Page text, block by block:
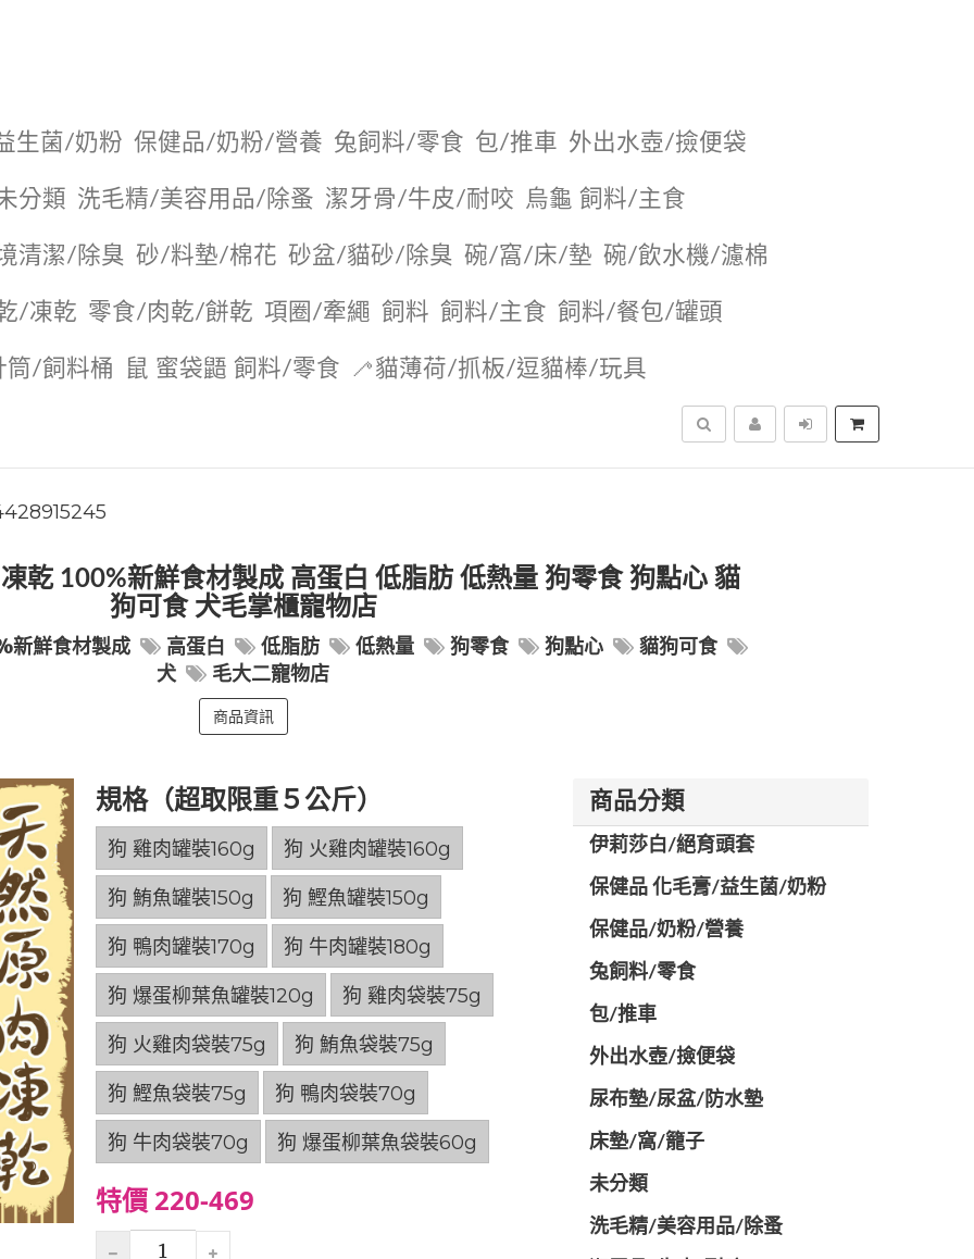
生菌/奶粉 保健品/奶粉/營養 兔飼料/零食 包/推車 外出水壺/撿便袋
分類 洗毛精/美容用品/除蚤 潔牙骨/牛皮/耐咬 烏龜 飼料/主食
清潔/除臭 砂/料墊/棉花 砂盆/貓砂/除臭 碗/窩/床/墊 碗/飲水機/濾棉
/凍乾 零食/肉乾/餅乾 項圈/牽繩 飼料 飼料/主食 飼料/餐包/罐頭
筒/飼料桶 鼠 蜜袋鼯 飼料/零食 🦯貓薄荷/抓板/逗貓棒/玩具
搜尋
乾 100%新鮮食材製成 高蛋白 低脂肪 低熱量 狗零食 狗點心 貓
狗可食 犬毛掌櫃寵物店
新鮮食材製成 高蛋白 低脂肪 低熱量 狗零食 狗點心
貓狗可食
犬
毛大二寵物店
商品資訊
規格（超取限重５公斤）
狗 雞肉罐裝160g 狗 火雞肉罐裝160g
狗 鮪魚罐裝150g 狗 鰹魚罐裝150g
狗 鴨肉罐裝170g 狗 牛肉罐裝180g
狗 爆蛋柳葉魚罐裝120g 狗 雞肉袋裝75g
狗 火雞肉袋裝75g 狗 鮪魚袋裝75g
狗 鰹魚袋裝75g 狗 鴨肉袋裝70g
狗 牛肉袋裝70g 狗 爆蛋柳葉魚袋裝60g
特價 220-469
商品分類
伊莉莎白/絕育頭套
保健品 化毛膏/益生菌/奶粉
保健品/奶粉/營養
兔飼料/零食
包/推車
外出水壺/撿便袋
尿布墊/尿盆/防水墊
️床墊/窩/籠子
未分類
洗毛精/美容用品/除蚤